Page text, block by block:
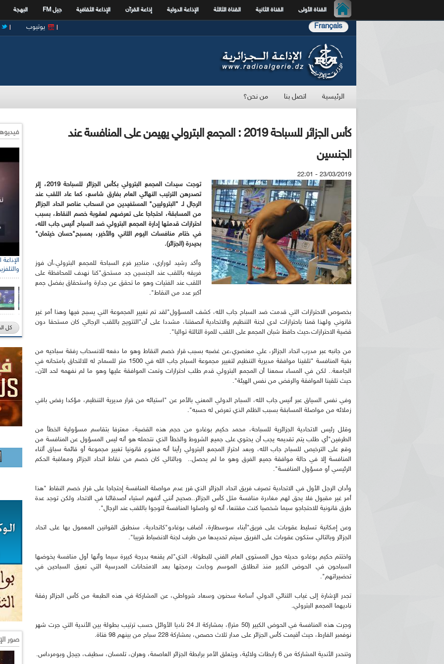
القناة الأولى القناة الثانية القناة الثالثة الإذاعة الدولية إذاعة القرآن الإذاعة الثقافية جيل FM البهجة
Français يوتيوب
الرئيسية اتصل بنا من نحن؟
كأس الجزائر للسباحة 2019 : المجمع البترولي يهيمن على المنافسة عند
الجنسين
23/03/2019 - 22:01
توجت سيدات المجمع البترولي بكأس الجزائر للسباحة 2019، إثر
تصدرهن الترتيب النهائي العام بفارق شاسع، كما عاد اللقب عند
الرجال لـ "البتروليين" المستفيدين من انسحاب عناصر اتحاد الجزائر
من المسابقة، احتجاجا على تعرضهم لعقوبة خصم النقاط، بسبب
احترازات قدمتها إدارة المجمع البترولي ضد السباح أنيس جاب الله،
في ختام منافسات اليوم الثاني والأخير، بمسبح"حسان خيتمان"
بحيدرة (الجزائر).
وأكد رشيد لوراري، مناجير فرع السباحة للمجمع البترولي،أن فوز
فريقه باللقب عند الجنسين جد مستحق"كنا نهدف للمحافظة على
اللقب عند الفتيات وهو ما تحقق عن جدارة واستحقاق بفضل جمع
أكبر عدد من النقاط".
بخصوص الاحترازات التي قدمت ضد السباح جاب الله، كشف المسؤول"لقد تم تغيير المجموعة التي يسبح فيها وهذا أمر غير
قانوني ولهذا قمنا باحترازات لدى لجنة التنظيم والاتحادية أنصفتنا، مشددا على أن"التتويج باللقب الرجالي كان مستحقا دون
قضية الاحترازات،حيث حافظ شبان المجمع على اللقب للمرة الثالثة تواليا".
من جانبه عبر مدرب اتحاد الجزائر، علي معنصري،عن غضبه بسبب قرار خصم النقاط وهو ما دفعه للانسحاب رفقة سباحيه من
بقية المنافسة "تلقينا موافقة مديرية التنظيم لتغيير مجموعة السباح جاب الله في 1500 متر للسماح له للالتحاق بامتحانه في
الجامعة.. لكن في المساء سمعنا أن المجمع البترولي قدم طلب احترازات وتمت الموافقة عليها وهو ما لم نفهمه لحد الآن،
حيث تلقينا الموافقة والرفض من نفس الهيئة".
وفي نفس السياق عبر أنيس جاب الله، السباح الدولي المعني بالأمر عن "استيائه من قرار مديرية التنظيم، مؤكدا رفض باقي
زملائه من مواصلة المسابقة بسبب الظلم الذي تعرض له حسبه".
وقلل رئيس الاتحادية الجزائرية للسباحة، محمد حكيم بوغادو من حجم هذه القضية، معترفا بتقاسم مسؤولية الخطأ من
الطرفين"أي طلب يتم تقديمه يجب أن يحتوي على جميع الشروط والخطأ الذي نتحمله هو أنه ليس المسؤول عن المنافسة من
وقع على الترخيص للسباح جاب الله، وبعد احتراز المجمع البترولي رأينا أنه ممنوع قانونيا تغيير مجموعة أو قائمة سباق أثناء
المنافسة إلا في حالة موافقة جميع الفرق وهو ما لم يحصل.. وبالتالي كان خصم من نقاط اتحاد الجزائر ومعاقبة الحكم
الرئيسي أو مسؤول المنافسة".
وأدان الرجل الأول في الاتحادية تصرف فريق اتحاد الجزائر الذي قرر عدم مواصلة المنافسة إحتجاجا على قرار خصم النقاط "هذا
أمر غير مقبول فلا يحق لهم مغادرة منافسة مثل كأس الجزائر..صحيح أنني أتفهم استياء أصدقائنا في الاتحاد ولكن توجد عدة
طرق قانونية للاحتجاجو سيما شخصيا كنت مقتنعا، أنه لو واصلوا المنافسة لتوجوا باللقب عند الرجال".
وعن إمكانية تسليط عقوبات على فريق"أبناء سوسطارة، أضاف بوغادو"كاتحادية، سنطبق القوانين المعمول بها على اتحاد
الجزائر وبالتالي ستكون عقوبات على الفريق سيتم تحديدها من طرف لجنة الانضباط قريبا".
واختتم حكيم بوغادو حديثه حول المستوى العام الفني للبطولة، الذي"لم يقنعه بدرجة كبيرة سيما وأنها أول منافسة يخوضها
السباحون في الحوض الكبير منذ انطلاق الموسم وجاءت برمجتها بعد الامتحانات المدرسية التي تعيق السباحين في
تحضيراتهم".
تجدر الإشارة إلى غياب الثنائي الدولي أسامة سحنون وسعاد شرواطي، عن المشاركة في هذه الطبعة من كأس الجزائر رفقة
ناديهما المجمع البترولي.
وجرت هذه المنافسة في الحوض الكبير (50 مترا)، بمشاركة الـ 24 ناديا الأوائل حسب ترتيب بطولة بين الأندية التي جرت شهر
نوفمبر الفارط، حيث أقيمت كأس الجزائر على مدار ثلاث حصص، بمشاركة 228 سباح من بينهم 98 فتاة.
وتنحدر الأندية المشاركة من 6 رابطات ولائية، ويتعلق الأمر برابطة الجزائر العاصمة، وهران، تلمسان، سطيف، جيجل وبومرداس.
كل
صور